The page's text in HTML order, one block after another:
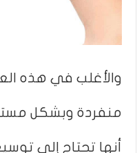
والأغلب في هذه
منفردة وبشكل
أنها تحتاج إلى